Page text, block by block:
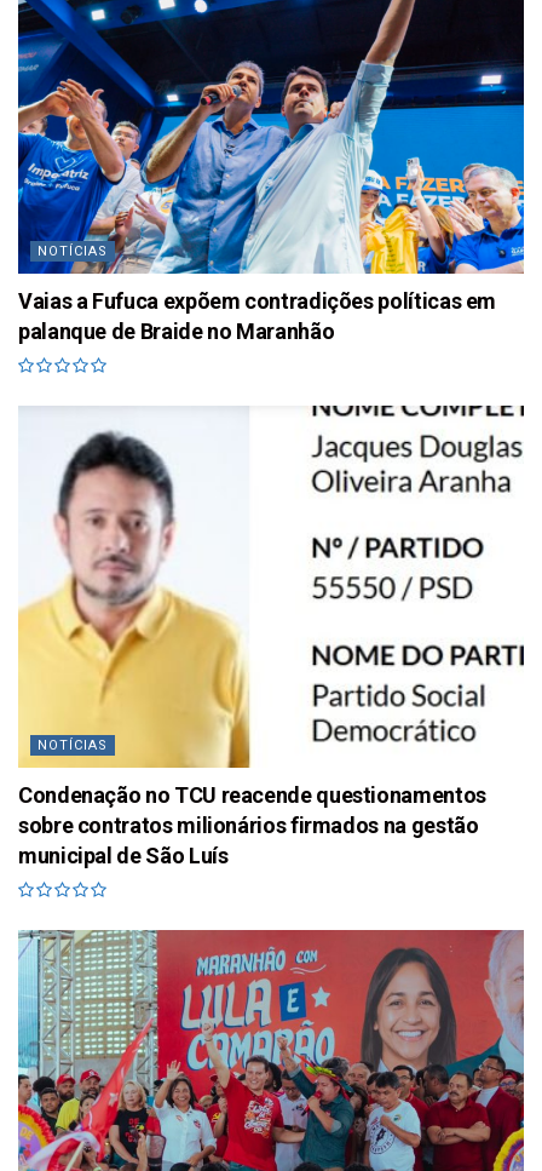
NOTÍCIAS
Vaias a Fufuca expõem contradições políticas em
palanque de Braide no Maranhão
NOTÍCIAS
Condenação no TCU reacende questionamentos
sobre contratos milionários firmados na gestão
municipal de São Luís